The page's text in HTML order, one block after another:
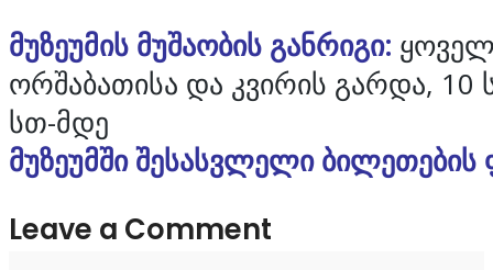
მუზეუმის მუშაობის განრიგი:
ორშაბათისა და კვირის გარდა, 10
სთ-მდე
მუზეუმში შესასვლელი ბილეთების
Leave a Comment